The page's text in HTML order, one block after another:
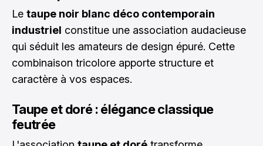
Le taupe noir blanc déco contemporain
industriel constitue une association audacieuse
qui séduit les amateurs de design épuré. Cette
combinaison tricolore apporte structure et
caractère à vos espaces.
Taupe et doré : élégance classique
feutrée